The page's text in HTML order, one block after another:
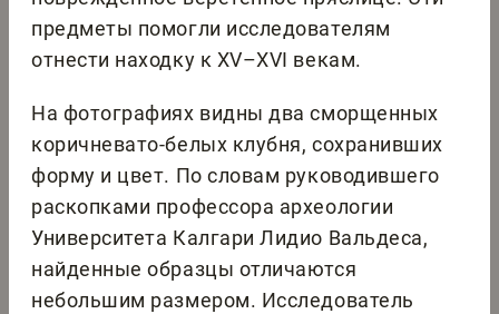
предметы помогли исследователям
отнести находку к XV–XVI векам.
На фотографиях видны два сморщенных
коричневато-белых клубня, сохранивших
форму и цвет. По словам руководившего
раскопками профессора археологии
Университета Калгари Лидио Вальдеса,
найденные образцы отличаются
небольшим размером. Исследователь